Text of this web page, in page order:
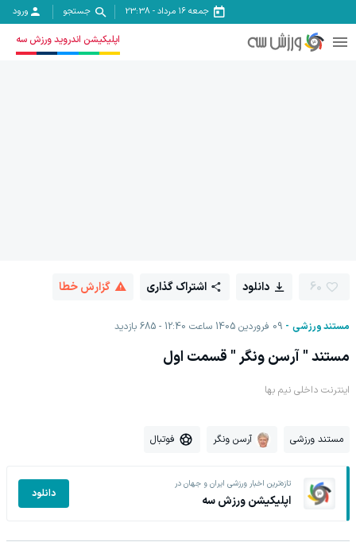
جمعه ۱۶ مرداد -
23:38 جستجو ورود
اپلیکیشن اندروید ورزش سه
مستند ورزشی 09 فروردين 1405 ساعت 12:40 685 بازدید
60 دانلود اشتراک گذاری گزارش خطا
مستند " آرسن ونگر " قسمت اول
اینترنت داخلی نیم بها
مستند ورزشی آرسن ونگر فوتبال
تازه‌ترین اخبار ورزشی ایران و جهان در
اپلیکیشن ورزش سه دانلود